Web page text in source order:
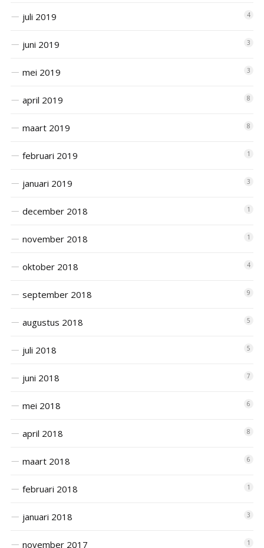
juli 2019 4
juni 2019 3
mei 2019 3
april 2019 8
maart 2019 8
februari 2019 1
januari 2019 3
december 2018 1
november 2018 1
oktober 2018 4
september 2018 9
augustus 2018 5
juli 2018 5
juni 2018 7
mei 2018 6
april 2018 8
maart 2018 6
februari 2018 1
januari 2018 3
november 2017 1